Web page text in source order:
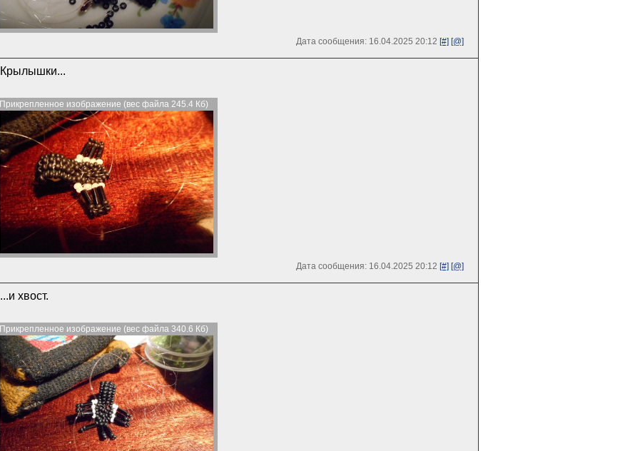
Дата сообщения: 16.04.2025 20:12 [#] [@]
Крылышки...
Прикрепленное изображение (вес файла 245.4 Кб)
Дата сообщения: 16.04.2025 20:12 [#] [@]
...и хвост.
Прикрепленное изображение (вес файла 340.6 Кб)